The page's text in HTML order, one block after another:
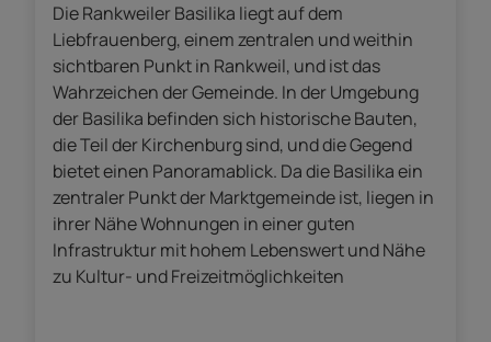
Die Rankweiler Basilika liegt auf dem
Liebfrauenberg, einem zentralen und weithin
sichtbaren Punkt in Rankweil, und ist das
Wahrzeichen der Gemeinde. In der Umgebung
der Basilika befinden sich historische Bauten,
die Teil der Kirchenburg sind, und die Gegend
bietet einen Panoramablick. Da die Basilika ein
zentraler Punkt der Marktgemeinde ist, liegen in
ihrer Nähe Wohnungen in einer guten
Infrastruktur mit hohem Lebenswert und Nähe
zu Kultur- und Freizeitmöglichkeiten